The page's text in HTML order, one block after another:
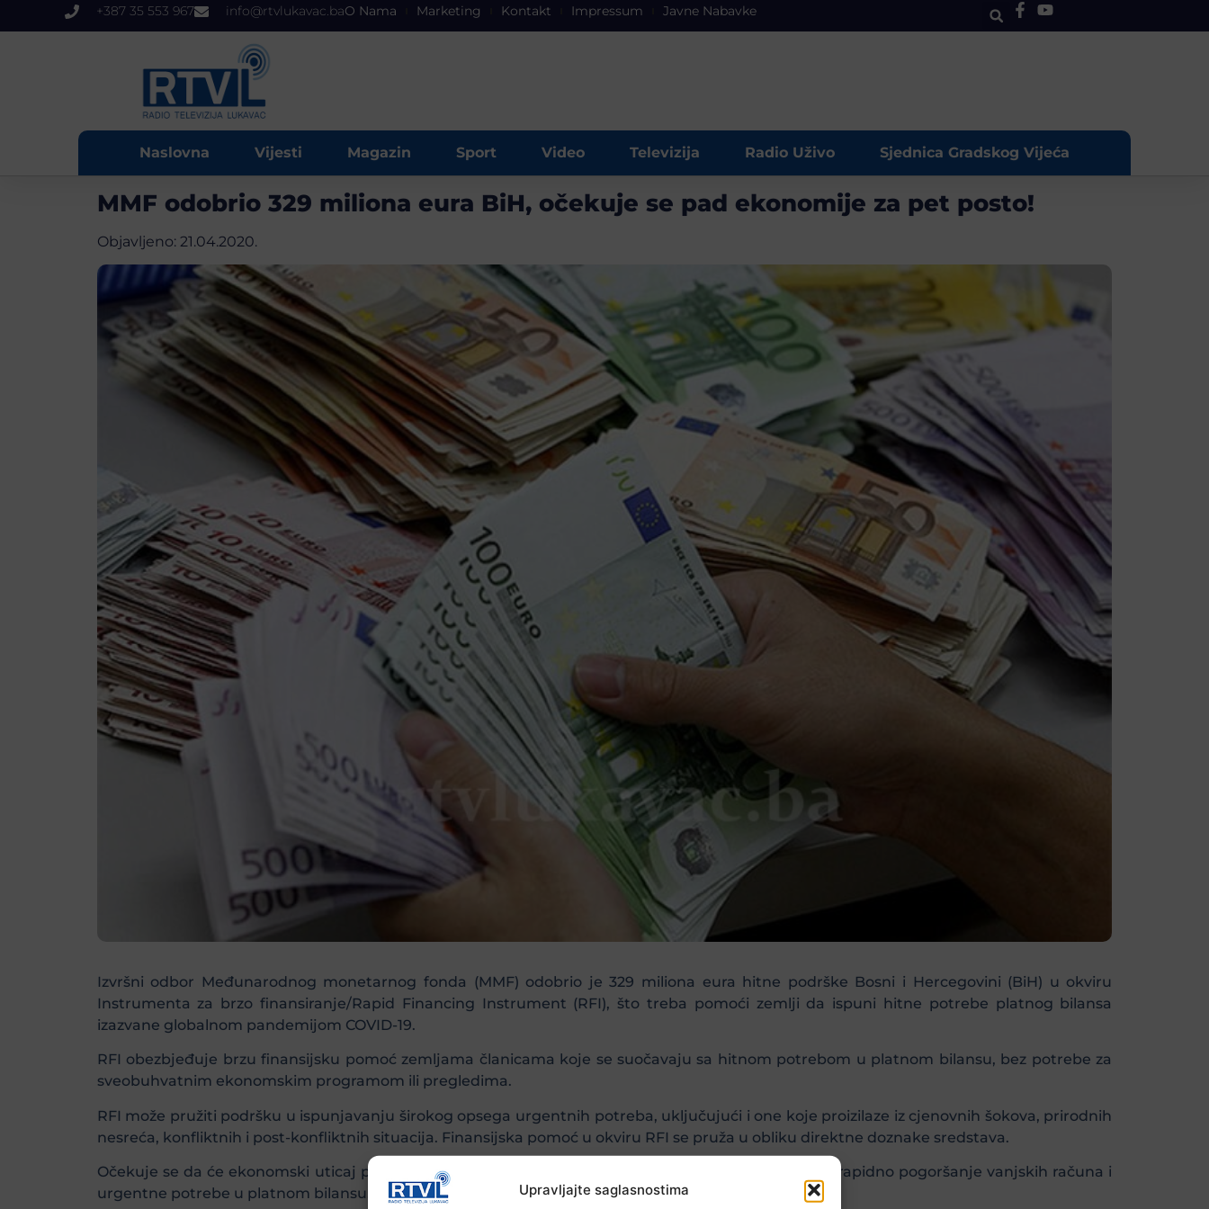
Upravljajte saglasnostima
+387 35 553 967 info@rtvlukavac.baO Nama Marketing Kontakt Impressum Javne Nabavke
Naslovna Vijesti Magazin Sport Video Televizija Radio Uživo Sjednica Gradskog Vijeća
MMF odobrio 329 miliona eura BiH, očekuje se pad ekonomije za pet posto!
Objavljeno: 21.04.2020.
Izvršni odbor Međunarodnog monetarnog fonda (MMF) odobrio je 329 miliona eura hitne podrške Bosni i Hercegovini (BiH) u okviru
Instrumenta za brzo finansiranje/Rapid Financing Instrument (RFI), što treba pomoći zemlji da ispuni hitne potrebe platnog bilansa
izazvane globalnom pandemijom COVID-19.
RFI obezbjeđuje brzu finansijsku pomoć zemljama članicama koje se suočavaju sa hitnom potrebom u platnom bilansu, bez potrebe za
sveobuhvatnim ekonomskim programom ili pregledima.
RFI može pružiti podršku u ispunjavanju širokog opsega urgentnih potreba, uključujući i one koje proizilaze iz cjenovnih šokova, prirodnih
nesreća, konfliktnih i post-konfliktnih situacija. Finansijska pomoć u okviru RFI se pruža u obliku direktne doznake sredstava.
Očekuje se da će ekonomski uticaj pandemije na BiH u skoroj budućnosti biti značajan, uzrokujući rapidno pogoršanje vanjskih računa i
urgentne potrebe u platnom bilansu.